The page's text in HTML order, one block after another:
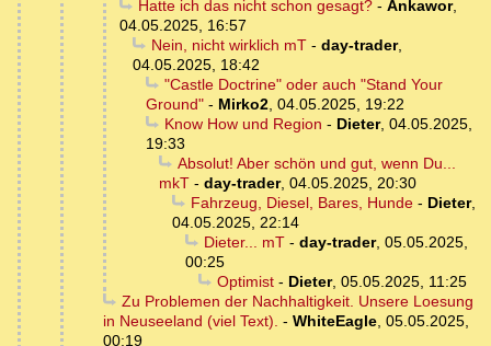
Hatte ich das nicht schon gesagt?- Ankawor,
04.05.2025, 16:57
Nein, nicht wirklich mT- day-trader,
04.05.2025, 18:42
"Castle Doctrine" oder auch "Stand Your
Ground" - Mirko2, 04.05.2025, 19:22
Know How und Region - Dieter, 04.05.2025,
19:33
Absolut! Aber schön und gut, wenn Du...
mkT - day-trader, 04.05.2025, 20:30
Fahrzeug, Diesel, Bares, Hunde- Dieter,
04.05.2025, 22:14
Dieter... mT- day-trader, 05.05.2025,
00:25
Optimist- Dieter, 05.05.2025, 11:25
Zu Problemen der Nachhaltigkeit. Unsere Loesung
in Neuseeland (viel Text). - WhiteEagle, 05.05.2025,
00:19